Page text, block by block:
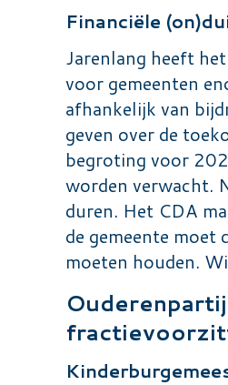
Financiële
Jarenlang heeft
voor gemeenten
afhankelijk van
geven over de
begroting voor
worden verwacht.
duren. Het CDA
de gemeente moet
moeten houden.